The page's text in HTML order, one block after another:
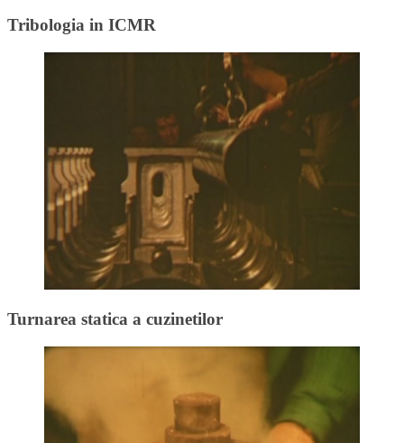
Tribologia in ICMR
Turnarea statica a cuzinetilor